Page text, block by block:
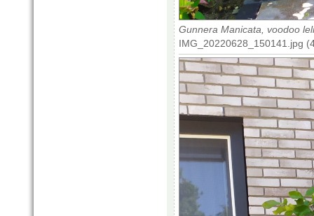
Gunnera Manicata, voodoo
IMG_20220628_150141.jpg